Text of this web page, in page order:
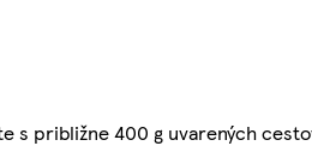
s približne 400 g uvarených